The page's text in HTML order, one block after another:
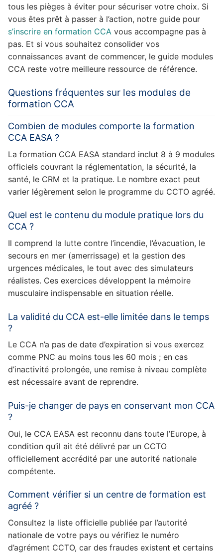
tous les pièges à éviter pour sécuriser votre choix. Si
vous êtes prêt à passer à l’action, notre guide pour
s’inscrire en formation CCA vous accompagne pas à
pas. Et si vous souhaitez consolider vos
connaissances avant de commencer, le guide modules
CCA reste votre meilleure ressource de référence.
Questions fréquentes sur les modules de
formation CCA
Combien de modules comporte la formation
CCA EASA ?
La formation CCA EASA standard inclut 8 à 9 modules
officiels couvrant la réglementation, la sécurité, la
santé, le CRM et la pratique. Le nombre exact peut
varier légèrement selon le programme du CCTO agréé.
Quel est le contenu du module pratique lors du
CCA ?
Il comprend la lutte contre l’incendie, l’évacuation, le
secours en mer (amerrissage) et la gestion des
urgences médicales, le tout avec des simulateurs
réalistes. Ces exercices développent la mémoire
musculaire indispensable en situation réelle.
La validité du CCA est-elle limitée dans le temps
?
Le CCA n’a pas de date d’expiration si vous exercez
comme PNC au moins tous les 60 mois ; en cas
d’inactivité prolongée, une remise à niveau complète
est nécessaire avant de reprendre.
Puis-je changer de pays en conservant mon CCA
?
Oui, le CCA EASA est reconnu dans toute l’Europe, à
condition qu’il ait été délivré par un CCTO
officiellement accrédité par une autorité nationale
compétente.
Comment vérifier si un centre de formation est
agréé ?
Consultez la liste officielle publiée par l’autorité
nationale de votre pays ou vérifiez le numéro
d’agrément CCTO, car des fraudes existent et certains